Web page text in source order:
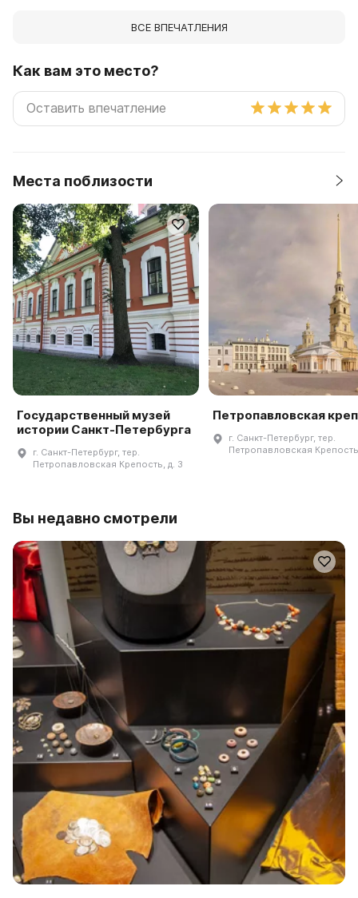
ВСЕ ВПЕЧАТЛЕНИЯ
Как вам это место?
Места поблизости
Государственный музей
истории Санкт-Петербурга
г. Санкт-Петербург, тер.
Петропавловская Крепость, д. 3
Петропавловская
г. Санкт-Петербург, тер.
Петропавловская
Вы недавно смотрели